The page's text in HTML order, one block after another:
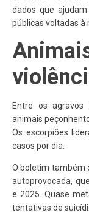
dados que
públicas voltadas à
Entre os
animais
Os escorpiões
casos por dia.
O boletim também
autoprovocada,
e 2025. Quase
tentativas de